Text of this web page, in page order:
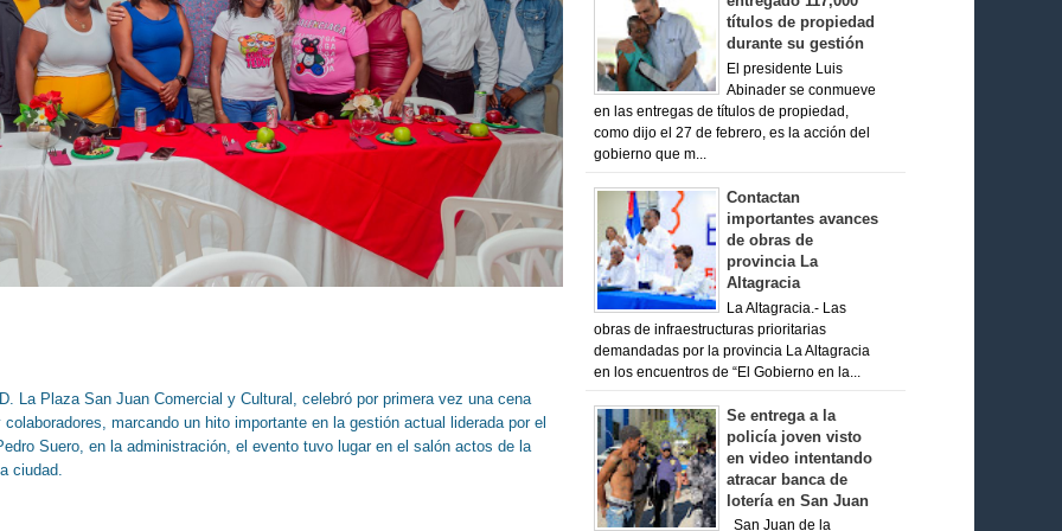
La Plaza San Juan Comercial y Cultural, celebró por primera vez una cena
marcando un hito importante en la gestión actual liderada por el
Suero, en la administración, el evento tuvo lugar en el salón actos de la
ciudad.
títulos de propiedad
durante su gestión
El presidente Luis
Abinader se conmueve
en las entregas de títulos de propiedad,
como dijo el 27 de febrero, es la acción del
gobierno que m...
Contactan
importantes avances
de obras de
provincia La
Altagracia
La Altagracia.- Las
obras de infraestructuras prioritarias
demandadas por la provincia La Altagracia
en los encuentros de “El Gobierno en la...
Se entrega a la
policía joven visto
en video intentando
atracar banca de
lotería en San Juan
San Juan de la